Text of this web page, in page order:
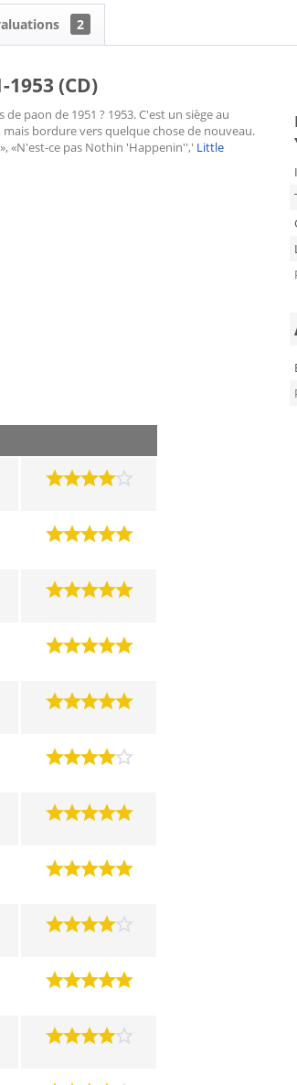
2
(CD)
paon de 1951 ? 1953. C'est un siège au
bordure vers quelque chose de nouveau.
«N'est-ce pas Nothin 'Happenin'',' Little